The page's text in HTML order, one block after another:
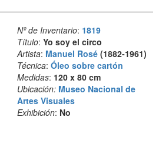
Nº de Inventario: 1819
Título: Yo soy el circo
Artista: Manuel Rosé(1882-1961)
Técnica: Óleo sobre cartón
Medidas: 120 x 80 cm
Ubicación: Museo Nacional de
Artes Visuales
Exhibición: No